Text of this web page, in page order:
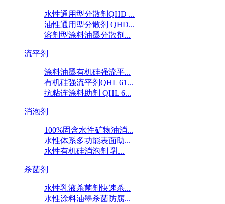
水性通用型分散剂QHD ...
油性通用型分散剂 QHD...
溶剂型涂料油墨分散剂...
流平剂
涂料油墨有机硅强流平...
有机硅强流平剂QHL 61...
抗粘连涂料助剂 QHL 6...
消泡剂
100%固含水性矿物油消...
水性体系多功能表面助...
水性有机硅消泡剂 乳...
杀菌剂
水性乳液杀菌剂快速杀...
水性涂料油墨杀菌防腐...